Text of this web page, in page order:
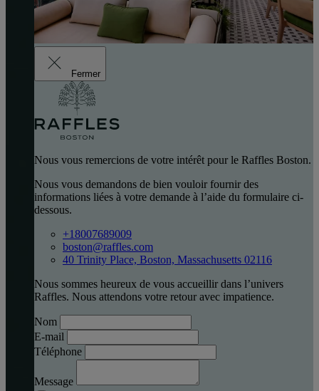
Fermer
Nous vous remercions de votre intérêt pour le Raffles Boston.
Nous vous demandons de bien vouloir fournir des
informations liées à votre demande à l’aide du formulaire ci-
dessous.
+18007689009
boston@raffles.com
40 Trinity Place, Boston, Massachusetts 02116
Nous sommes heureux de vous accueillir dans l’univers
Raffles. Nous attendons votre retour avec impatience.
Nom
E-mail
Téléphone
Message